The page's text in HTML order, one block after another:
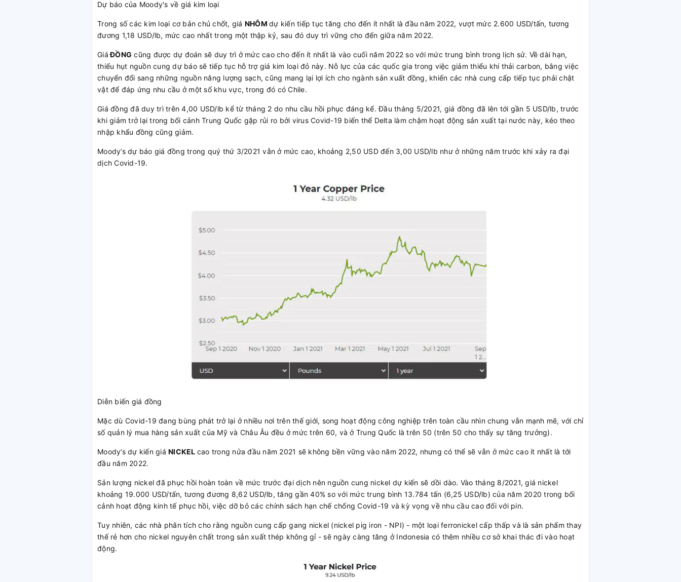
Dự báo của Moody's về giá kim loại
Trong số các kim loại cơ bản chủ chốt, giá NHÔM dự kiến tiếp tục tăng cho đến ít nhất là đầu năm 2022, vượt mức 2.600 USD/tấn, tương
đương 1,18 USD/lb, mức cao nhất trong một thập kỷ, sau đó duy trì vững cho đến giữa năm 2022.
GiáĐỒNG cũng được dự đoán sẽ duy trì ở mức cao cho đến ít nhất là vào cuối năm 2022 so với mức trung bình trong lịch sử. Về dài hạn,
thiếu hụt nguồn cung dự báo sẽ tiếp tục hỗ trợ giá kim loại đỏ này. Nỗ lực của các quốc gia trong việc giảm thiểu khí thải carbon, bằng việc
chuyển đổi sang những nguồn năng lượng sạch, cũng mang lại lợi ích cho ngành sản xuất đồng, khiến các nhà cung cấp tiếp tục phải chật
vật để đáp ứng nhu cầu ở một số khu vực, trong đó có Chile.
Giá đồng đã duy trì trên 4,00 USD/lb kể từ tháng 2 do nhu cầu hồi phục đáng kể. Đầu tháng 5/2021, giá đồng đã lên tới gần 5 USD/lb, trước
khi giảm trở lại trong bối cảnh Trung Quốc gặp rủi ro bởi virus Covid-19 biến thể Delta làm chậm hoạt động sản xuất tại nước này, kéo theo
nhập khẩu đồng cũng giảm.
Moody’s dự báo giá đồng trong quý thứ 3/2021 vẫn ở mức cao, khoảng 2,50 USD đến 3,00 USD/lb như ở những năm trước khi xảy ra đại
dịch Covid-19.
Diễn biến giá đồng
Mặc dù Covid-19 đang bùng phát trở lại ở nhiều nơi trên thế giới, song hoạt động công nghiệp trên toàn cầu nhìn chung vẫn mạnh mẽ, với chỉ
số quản lý mua hàng sản xuất của Mỹ và Châu Âu đều ở mức trên 60, và ở Trung Quốc là trên 50 (trên 50 cho thấy sự tăng trưởng).
Moody’s dự kiến ​​giá NICKEL cao trong nửa đầu năm 2021 sẽ không bền vững vào năm 2022, nhưng có thể sẽ vẫn ở mức cao ít nhất là tới
đầu năm 2022.
Sản lượng nickel đã phục hồi hoàn toàn về mức trước đại dịch nên nguồn cung nickel dự kiến sẽ dồi dào. Vào tháng 8/2021, giá nickel
khoảng 19.000 USD/tấn, tương đương 8,62 USD/lb, tăng gần 40% so với mức trung bình 13.784 tấn (6,25 USD/lb) của năm 2020 trong bối
cảnh hoạt động kinh tế phục hồi, việc dỡ bỏ các chính sách hạn chế chống Covid-19 và kỳ vọng về nhu cầu cao đối với pin.
Tuy nhiên, các nhà phân tích cho rằng nguồn cung cấp gang nickel (nickel pig iron - NPI) - một loại ferronickel cấp thấp và là sản phẩm thay
thế rẻ hơn cho nickel nguyên chất trong sản xuất thép không gỉ - sẽ ngày càng tăng ở Indonesia có thêm nhiều cơ sở khai thác đi vào hoạt
động.